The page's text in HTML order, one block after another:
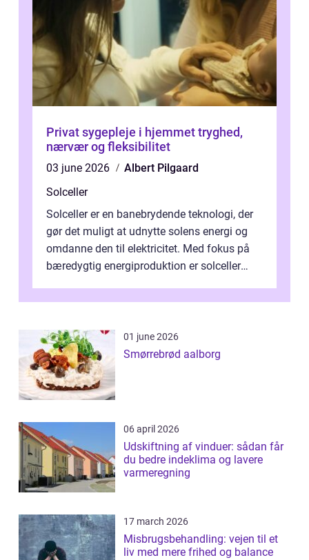
Privat sygepleje i hjemmet tryghed,
nærvær og fleksibilitet
03 june 2026
Albert Pilgaard
Solceller
Solceller er en banebrydende teknologi, der
gør det muligt at udnytte solens energi og
omdanne den til elektricitet. Med fokus på
bæredygtig energiproduktion er solceller
01 june 2026
Smørrebrød aalborg
06 april 2026
Udskiftning af vinduer: sådan får
du bedre indeklima og lavere
varmeregning
17 march 2026
Misbrugsbehandling: vejen til et
liv med mere frihed og balance